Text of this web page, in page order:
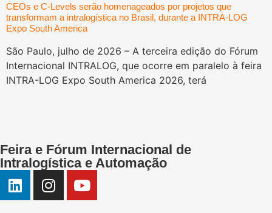
CEOs e C-Levels serão homenageados por projetos que
transformam a intralogística no Brasil, durante a INTRA-LOG
Expo South America
São Paulo, julho de 2026 – A terceira edição do Fórum
Internacional INTRALOG, que ocorre em paralelo à feira
INTRA-LOG Expo South America 2026, terá
Feira e Fórum Internacional de
Intralogística e Automação